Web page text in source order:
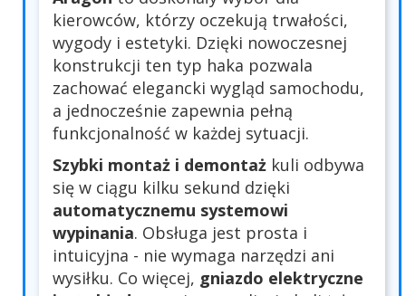
kierowców, którzy oczekują trwałości,
wygody i estetyki. Dzięki nowoczesnej
konstrukcji ten typ haka pozwala
zachować elegancki wygląd samochodu,
a jednocześnie zapewnia pełną
funkcjonalność w każdej sytuacji.
Szybki montaż i demontaż kuli odbywa
się w ciągu kilku sekund dzięki
automatycznemu systemowi
wypinania. Obsługa jest prosta i
intuicyjna - nie wymaga narzędzi ani
wysiłku. Co więcej, gniazdo elektryczne